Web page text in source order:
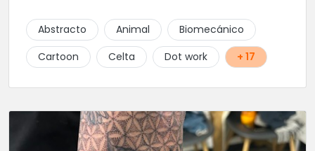
Abstracto Animal
Biomecánico
Cartoon
Celta Dot work + 17